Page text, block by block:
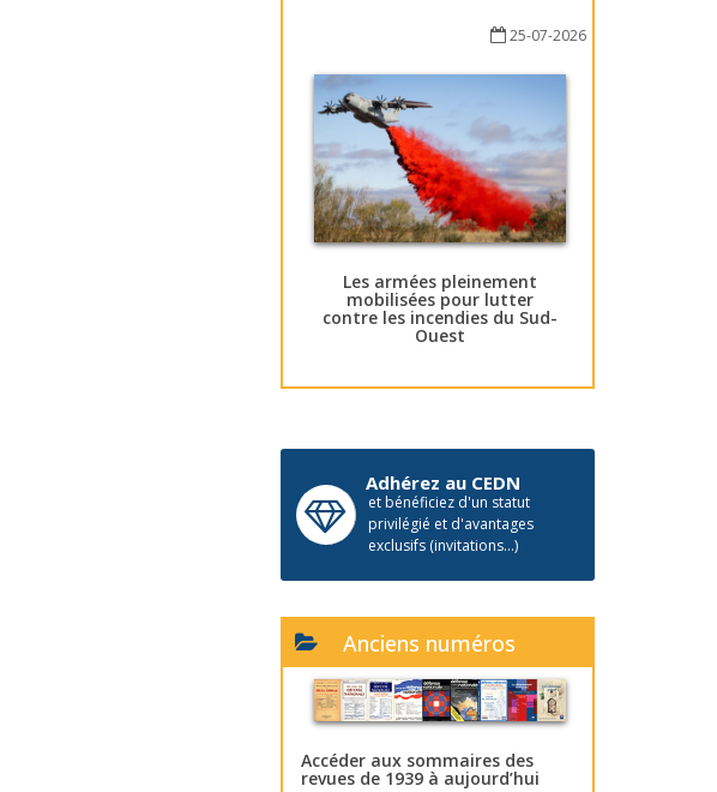
25-07-2026
Les armées pleinement
mobilisées pour lutter
contre les incendies du Sud-
Ouest
Adhérez au CEDN
et bénéficiez d'un statut
privilégié et d'avantages
exclusifs (invitations...)
Anciens numéros
Accéder aux sommaires des
revues de 1939 à aujourd’hui